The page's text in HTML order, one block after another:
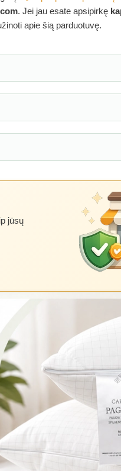
. Jei jau esate apsipirkę
apie šią parduotuvę.
jūsų